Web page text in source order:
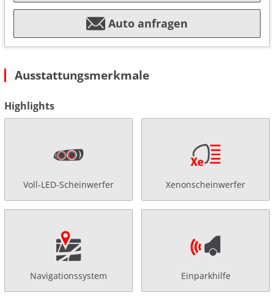
Auto anfragen
Ausstattungsmerkmale
Highlights
Voll-LED-Scheinwerfer Xenonscheinwerfer
Navigationssystem Einparkhilfe